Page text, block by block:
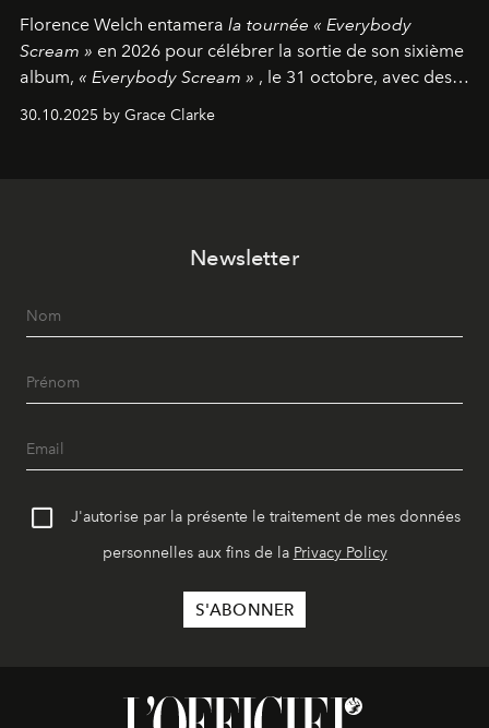
Florence Welch entamera la tournée « Everybody
Scream » en 2026 pour célébrer la sortie de son sixième
album, « Everybody Scream » , le 31 octobre, avec des
dates nord-américaines débutant en avril prochain.
30.10.2025 by Grace Clarke
Newsletter
J'autorise par la présente le traitement de mes données
personnelles aux fins de la Privacy Policy